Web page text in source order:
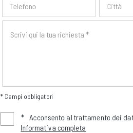
* Campi obbligatori
* Acconsento al trattamento dei
Informativa completa